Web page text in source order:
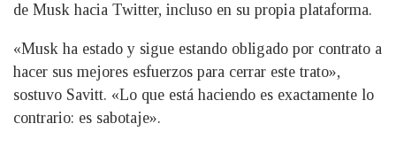
de Musk hacia Twitter, incluso en su propia plataforma.
«Musk ha estado y sigue estando obligado por contrato a
hacer sus mejores esfuerzos para cerrar este trato»,
sostuvo Savitt. «Lo que está haciendo es exactamente lo
contrario: es sabotaje».